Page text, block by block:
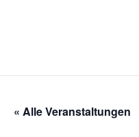
« Alle Veranstaltungen